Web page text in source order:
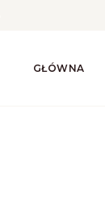
GŁÓWNA